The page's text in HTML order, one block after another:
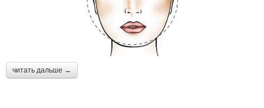
читать дальше →